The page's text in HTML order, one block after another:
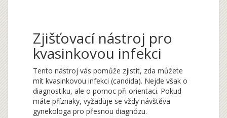
Zjišťovací nástroj pro
kvasinkovou infekci
Tento nástroj vás pomůže zjistit, zda můžete
mít kvasinkovou infekci (candida). Nejde však o
diagnostiku, ale o pomoc při orientaci. Pokud
máte příznaky, vyžaduje se vždy návštěva
gynekologa pro přesnou diagnózu.